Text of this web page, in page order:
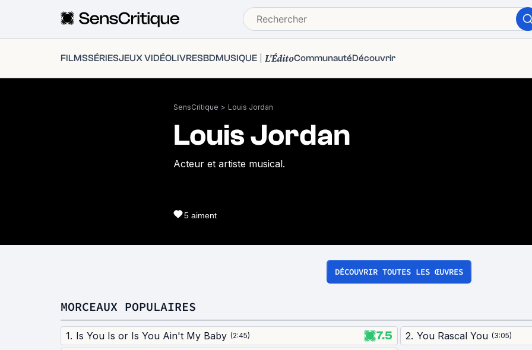
FILMSSÉRIESJEUX VIDÉOLIVRESBDMUSIQUE L'ÉditoCommunautéDécouvrir
SensCritique > Louis Jordan
Louis Jordan
Acteur et artiste musical.
5 aiment
DÉCOUVRIR TOUTES LES ŒUVRES
MORCEAUX POPULAIRES
1. Is You Is or Is You Ain't My Baby (2:45) 7.5 2. You Rascal You (3:05)